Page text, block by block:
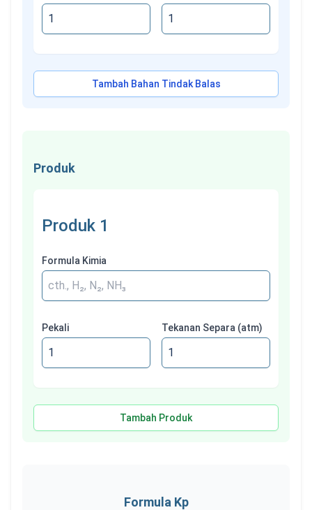
Tambah Bahan Tindak Balas
Produk
Produk 1
Formula Kimia
Pekali Tekanan Separa (atm)
Tambah Produk
Formula Kp